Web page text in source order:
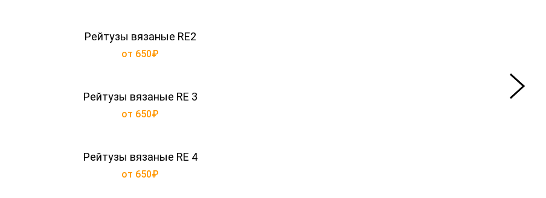
Рейтузы вязаные RE2
от 650₽
Рейтузы вязаные RE 3
от 650₽
Рейтузы вязаные RE 4
от 650₽